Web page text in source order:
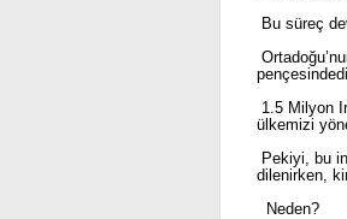
Bu süreç
1.5 Milyon
ülkemizi
Pekiyi, bu
dilenirken,
Neden?